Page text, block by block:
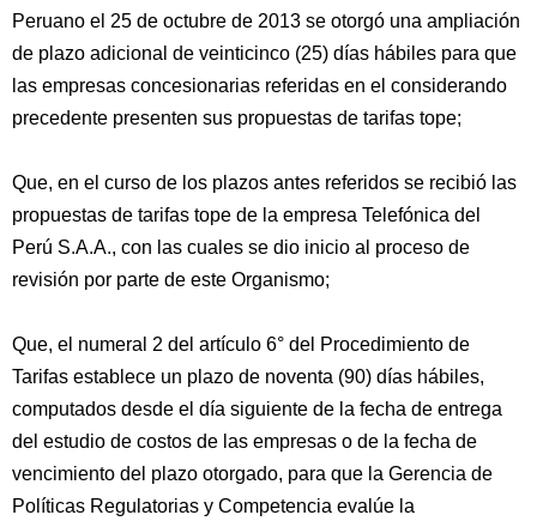
Peruano el 25 de octubre de 2013 se otorgó una ampliación
de plazo adicional de veinticinco (25) días hábiles para que
las empresas concesionarias referidas en el considerando
precedente presenten sus propuestas de tarifas tope;
Que, en el curso de los plazos antes referidos se recibió las
propuestas de tarifas tope de la empresa Telefónica del
Perú S.A.A., con las cuales se dio inicio al proceso de
revisión por parte de este Organismo;
Que, el numeral 2 del artículo 6° del Procedimiento de
Tarifas establece un plazo de noventa (90) días hábiles,
computados desde el día siguiente de la fecha de entrega
del estudio de costos de las empresas o de la fecha de
vencimiento del plazo otorgado, para que la Gerencia de
Políticas Regulatorias y Competencia evalúe la